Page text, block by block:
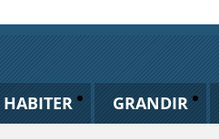
HABITER GRANDIR